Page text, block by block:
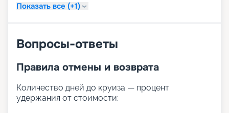
Показать все (+1)
Вопросы-ответы
Правила отмены и возврата
Количество дней до круиза — процент
удержания от стоимости: